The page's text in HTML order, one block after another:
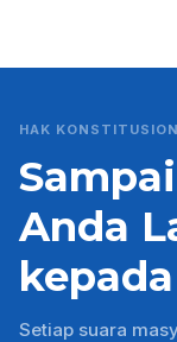
HAK
Anda
kepada
Setiap suara